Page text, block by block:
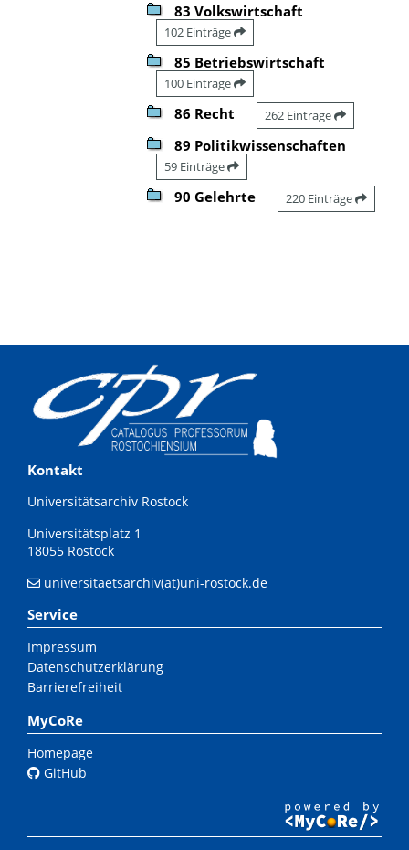
83 Volkswirtschaft
102 Einträge
85 Betriebswirtschaft
100 Einträge
86 Recht 262 Einträge
89 Politikwissenschaften
59 Einträge
90 Gelehrte 220 Einträge
Kontakt
Universitätsarchiv Rostock
Universitätsplatz 1
18055 Rostock
universitaetsarchiv(at)uni-rostock.de
Service
Impressum
Datenschutzerklärung
Barrierefreiheit
MyCoRe
Homepage
GitHub